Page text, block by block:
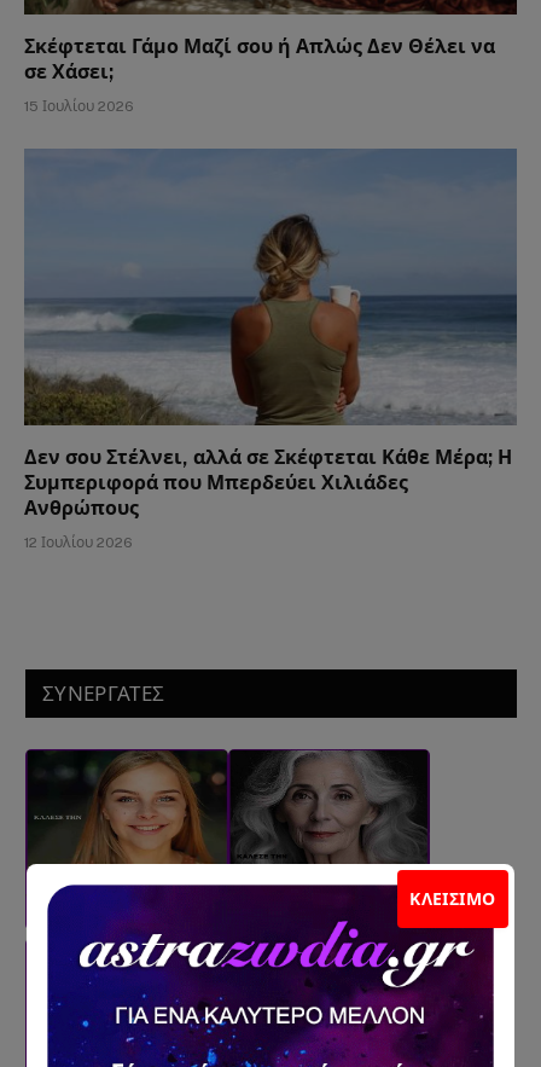
ΚΛΕΊΣΙΜΟ
Σκέφτεται Γάμο Μαζί σου ή Απλώς Δεν Θέλει να
σε Χάσει;
15 Ιουλίου 2026
Δεν σου Στέλνει, αλλά σε Σκέφτεται Κάθε Μέρα; Η
Συμπεριφορά που Μπερδεύει Χιλιάδες
Ανθρώπους
12 Ιουλίου 2026
ΣΥΝΕΡΓΑΤΕΣ